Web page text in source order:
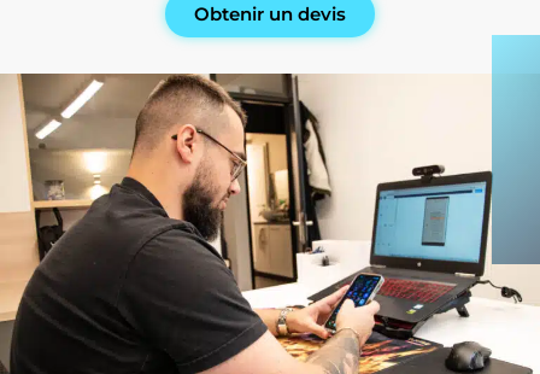
Obtenir un devis